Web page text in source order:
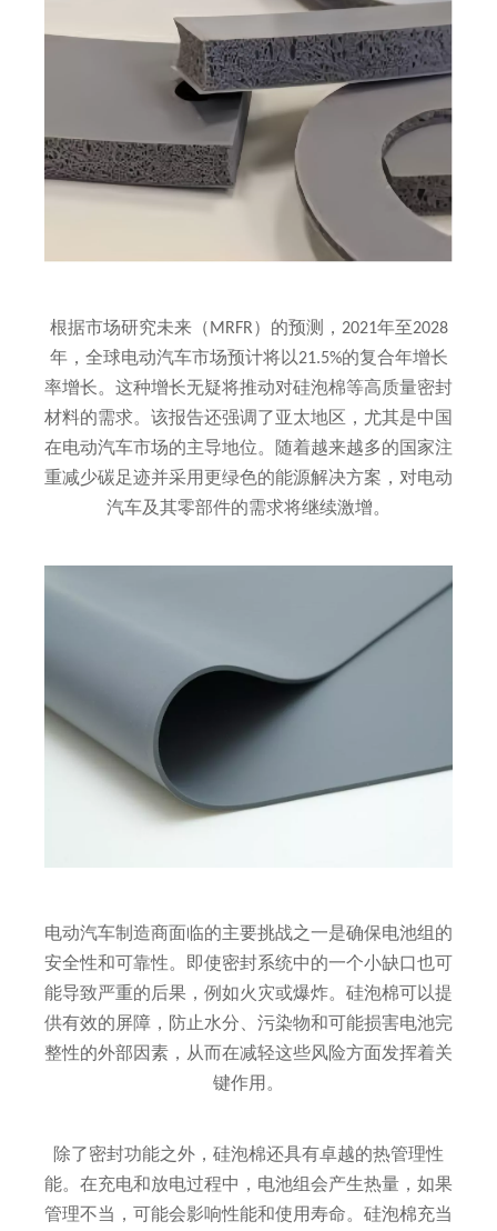
根据市场研究未来（MRFR）的预测，2021年至2028
年，全球电动汽车市场预计将以21.5%的复合年增长
率增长。这种增长无疑将推动对硅泡棉等高质量密封
材料的需求。该报告还强调了亚太地区，尤其是中国
在电动汽车市场的主导地位。随着越来越多的国家注
重减少碳足迹并采用更绿色的能源解决方案，对电动
汽车及其零部件的需求将继续激增。
电动汽车制造商面临的主要挑战之一是确保电池组的
安全性和可靠性。即使密封系统中的一个小缺口也可
能导致严重的后果，例如火灾或爆炸。硅泡棉可以提
供有效的屏障，防止水分、污染物和可能损害电池完
整性的外部因素，从而在减轻这些风险方面发挥着关
键作用。
除了密封功能之外，硅泡棉还具有卓越的热管理性
能。在充电和放电过程中，电池组会产生热量，如果
管理不当，可能会影响性能和使用寿命。硅泡棉充当